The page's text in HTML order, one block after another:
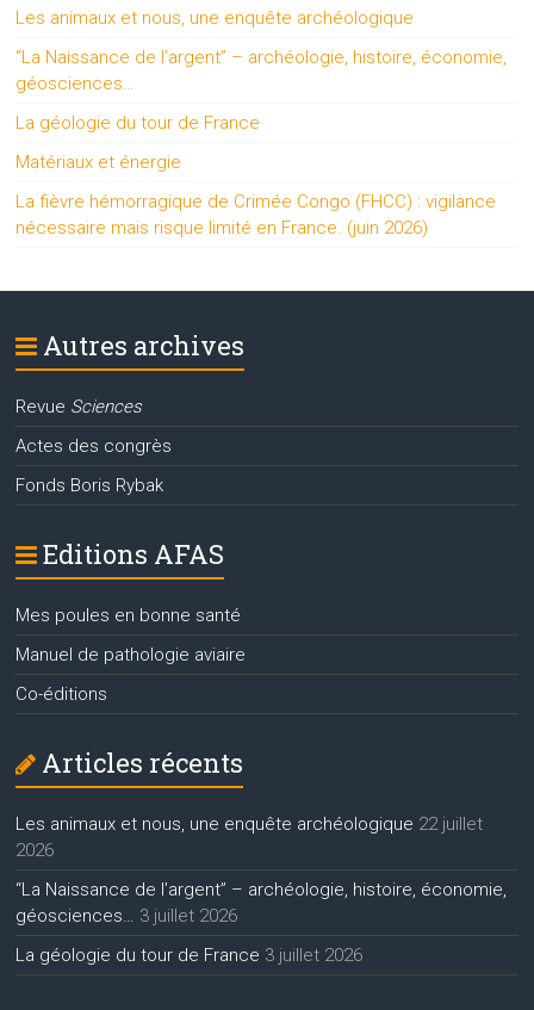
Les animaux et nous, une enquête archéologique
“La Naissance de l’argent” – archéologie, histoire, économie,
géosciences…
La géologie du tour de France
Matériaux et énergie
La fièvre hémorragique de Crimée Congo (FHCC) : vigilance
nécessaire mais risque limité en France. (juin 2026)
Autres archives
Revue Sciences
Actes des congrès
Fonds Boris Rybak
Editions AFAS
Mes poules en bonne santé
Manuel de pathologie aviaire
Co-éditions
Articles récents
Les animaux et nous, une enquête archéologique 22 juillet
2026
“La Naissance de l’argent” – archéologie, histoire, économie,
géosciences… 3 juillet 2026
La géologie du tour de France 3 juillet 2026